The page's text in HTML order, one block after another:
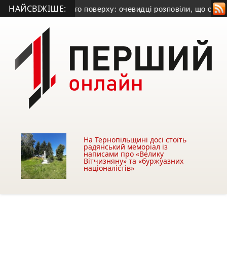
НАЙСВІЖІШЕ:
поверху: очевидці розповіли, що сталося • Мама з
На Тернопільщині досі стоїть
радянський меморіал із
написами про «Велику
Вітчизняну» та «буржуазних
націоналістів»